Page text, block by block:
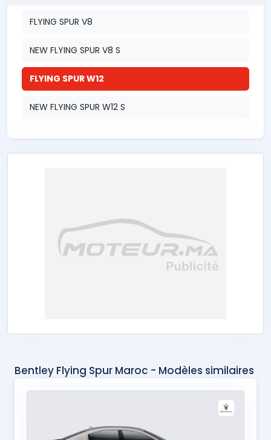
FLYING SPUR V8
NEW FLYING SPUR V8 S
FLYING SPUR W12
NEW FLYING SPUR W12 S
Bentley Flying Spur Maroc - Modèles similaires